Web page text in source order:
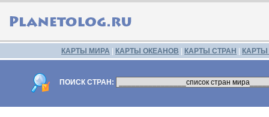
КАРТЫ МИРА КАРТЫ ОКЕАНОВ КАРТЫ СТРАН
ПОИСК СТРАН: